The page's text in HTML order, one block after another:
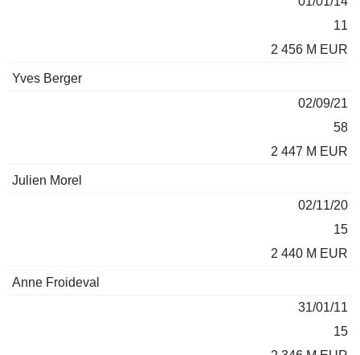
11
2 456 M EUR
Yves Berger
02/09/21
58
2 447 M EUR
Julien Morel
02/11/20
15
2 440 M EUR
Anne Froideval
31/01/11
15